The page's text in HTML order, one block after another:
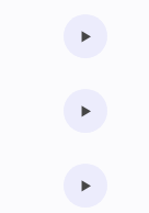
수강준비
수강준비
수강준비